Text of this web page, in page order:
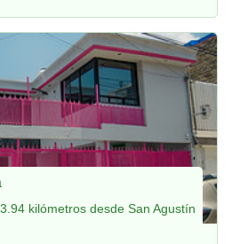
kilómetros desde San Agustín